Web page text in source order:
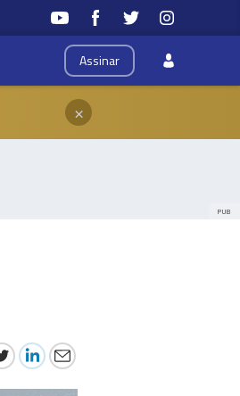
Assinar
×
PUB